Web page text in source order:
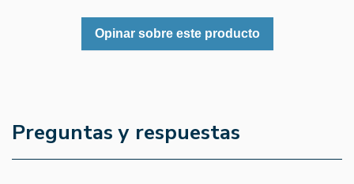
Opinar sobre este producto
Preguntas y respuestas